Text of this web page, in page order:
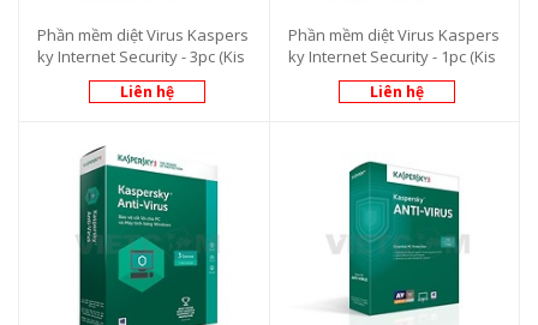
Phần mềm diệt Virus Kaspers
ky Internet Security - 3pc (Kis
Liên hệ
Phần mềm diệt Virus Kaspers
ky Internet Security - 1pc (Kis
Liên hệ